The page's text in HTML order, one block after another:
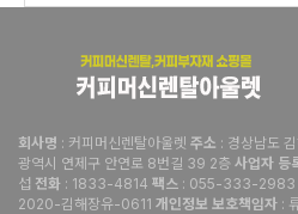
회사명 : 커피머신렌탈아울렛 주소 : 경상남도
광역시 연제구 안연로 8번길 39 2층 사업자 등
섭 전화 : 1833-4814 팩스 : 055-333-2983
2020-김해장유-0611 개인정보 보호책임자 :